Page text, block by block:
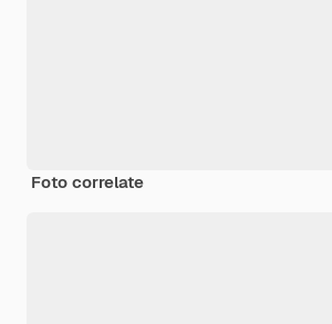
Foto correlate